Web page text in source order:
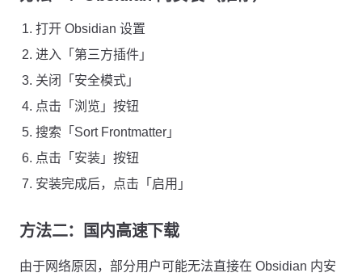
打开 Obsidian 设置
进入「第三方插件」
关闭「安全模式」
点击「浏览」按钮
搜索「Sort Frontmatter」
点击「安装」按钮
安装完成后，点击「启用」
方法二：国内高速下载
由于网络原因，部分用户可能无法直接在 Obsidian 内安